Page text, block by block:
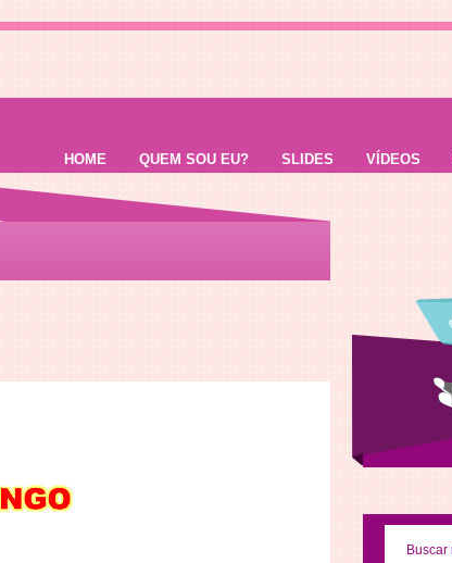
HOME QUEM SOU EU? SLIDES VÍDEOS